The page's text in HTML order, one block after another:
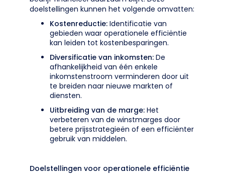
doelstellingen kunnen het volgende omvatten:
Kostenreductie: Identificatie van
gebieden waar operationele efficiëntie
kan leiden tot kostenbesparingen.
Diversificatie van inkomsten: De
afhankelijkheid van één enkele
inkomstenstroom verminderen door uit
te breiden naar nieuwe markten of
diensten.
Uitbreiding van de marge: Het
verbeteren van de winstmarges door
betere prijsstrategieën of een efficiënter
gebruik van middelen.
Doelstellingen voor operationele efficiëntie